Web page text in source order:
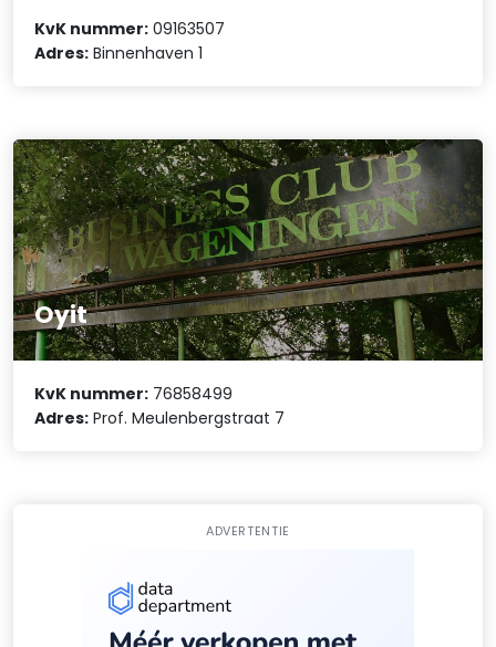
KvK nummer: 09163507
Adres: Binnenhaven 1
Oyit
KvK nummer: 76858499
Adres: Prof. Meulenbergstraat 7
ADVERTENTIE